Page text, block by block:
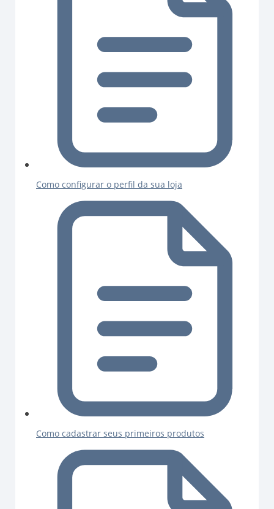
Como configurar o perfil da sua loja
Como cadastrar seus primeiros produtos